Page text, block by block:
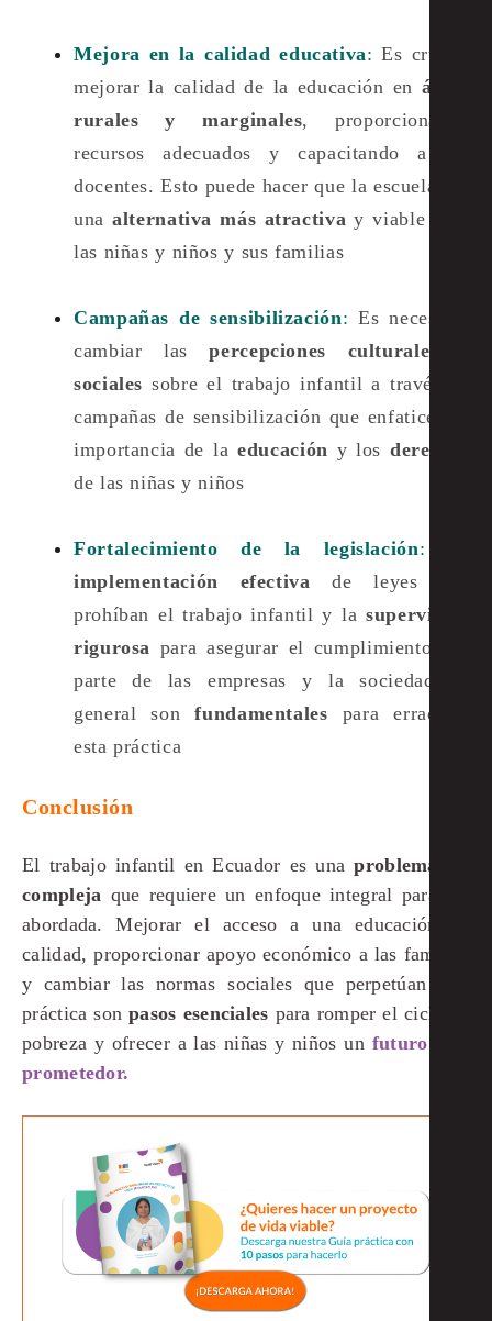
Mejora en la calidad educativa:Es crucial
mejorar la calidad de la educación en áreas
rurales y marginales, proporcionando
recursos adecuados y capacitando a los
docentes. Esto puede hacer que la escuela sea
unaalternativa más atractiva y viable para
las niñas y niños y sus familias​
Campañas de sensibilización: Es necesario
cambiar las percepciones culturales y
sociales sobre el trabajo infantil a través de
campañas de sensibilización que enfaticen la
importancia de laeducación y los derechos
de las niñas y niños​
Fortalecimiento de la legislación:
implementación efectiva de leyes que
prohíban el trabajo infantil y lasupervisión
rigurosa para asegurar el cumplimiento por
parte de las empresas y la sociedad en
general sonfundamentales para erradicar
esta práctica​
Conclusión
El trabajo infantil en Ecuador es unaproblemática
compleja que requiere un enfoque integral para ser
abordada. Mejorar el acceso a una educación de
calidad, proporcionar apoyo económico a las familias
y cambiar las normas sociales que perpetúan esta
práctica sonpasos esenciales para romper el ciclo de
pobreza y ofrecer a las niñas y niños un futuro más
prometedor.